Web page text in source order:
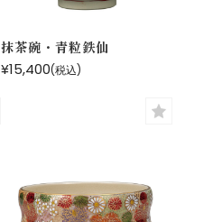
抹茶碗・青粒鉄仙
¥15,400(税込)